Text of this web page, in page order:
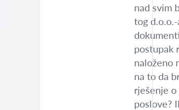
nad svim
tog
postupak
naloženo
na to da
rješenje
poslove?